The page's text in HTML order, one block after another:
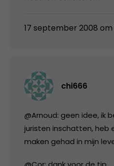
17 september 2008 om
chi666
@Arnoud: geen idee, ik
juristen inschatten, heb
maken gehad in mijn